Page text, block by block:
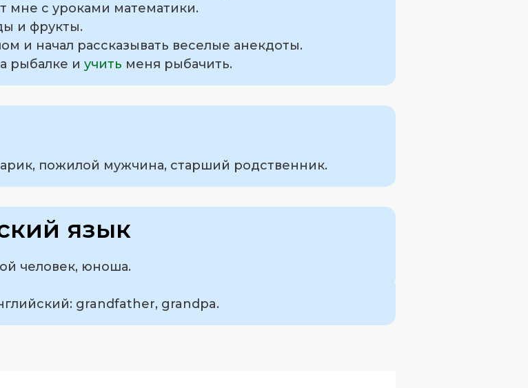
мне с уроками математики.
и фрукты.
и начал рассказывать веселые анекдоты.
рыбалке и учить меня рыбачить.
пожилой мужчина, старший родственник.
язык
человек, юноша.
grandfather, grandpa.